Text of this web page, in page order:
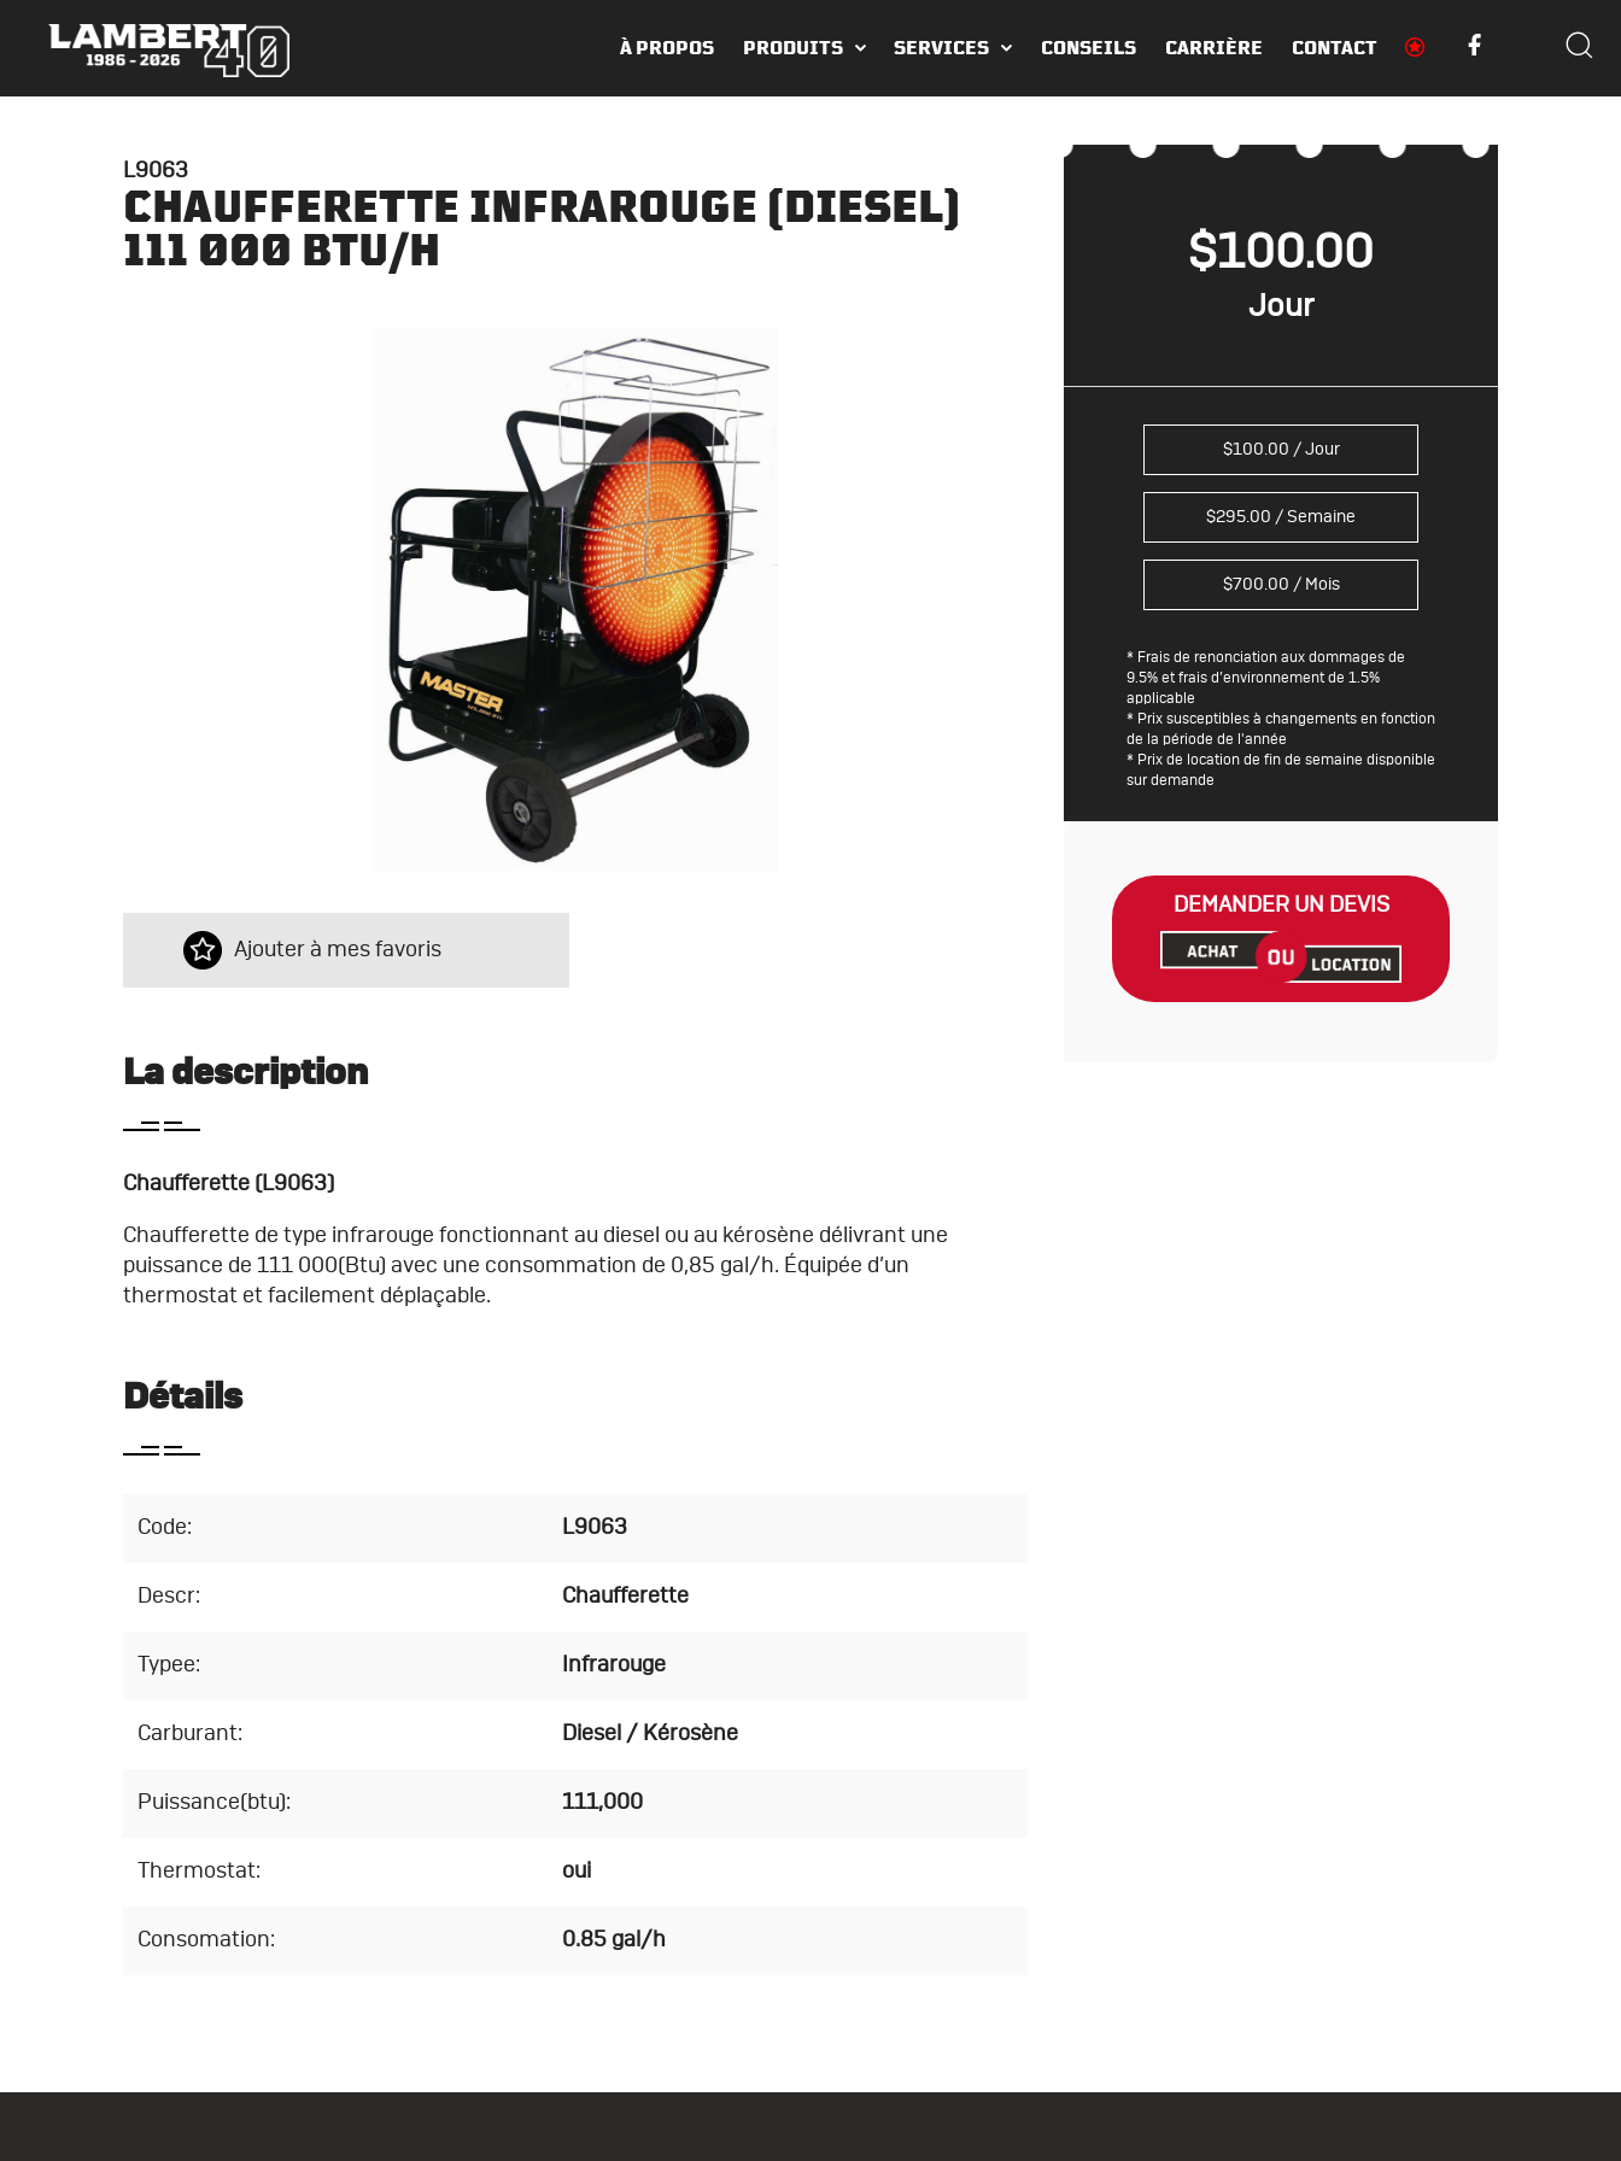
À PROPOS PRODUITS SERVICES CONSEILS CARRIÈRE CONTACT
L9063
CHAUFFERETTE INFRAROUGE (DIESEL)
111 000 BTU/H
Ajouter à mes favoris
La description
Chaufferette (L9063)
Chaufferette de type infrarouge fonctionnant au diesel ou au kérosène délivrant une
puissance de 111 000(Btu) avec une consommation de 0,85 gal/h. Équipée d’un
thermostat et facilement déplaçable.
Détails
Code: L9063
Descr: Chaufferette
Typee: Infrarouge
Carburant: Diesel / Kérosène
Puissance(btu): 111,000
Thermostat: oui
Consomation: 0.85 gal/h
$100.00
$100.00 / Jour
$295.00 / Semaine
$700.00 / Mois
* Frais de renonciation aux dommages de
9.5% et frais d’environnement de 1.5%
applicable
* Prix susceptibles à changements en fonction
de la période de l'année
* Prix de location de fin de semaine disponible
sur demande
DEMANDER UN DEVIS